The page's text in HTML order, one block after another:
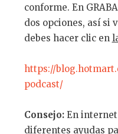
conforme. En
dos opciones, así si
debes hacer clic en
https://
podcast/
Consejo: En
diferentes ayudas